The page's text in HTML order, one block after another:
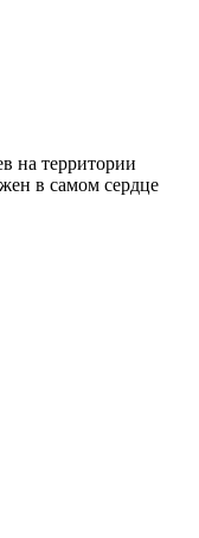
на территории
в самом сердце